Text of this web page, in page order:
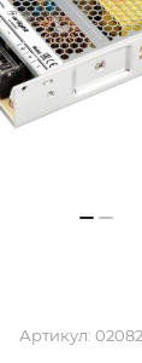
Артикул: